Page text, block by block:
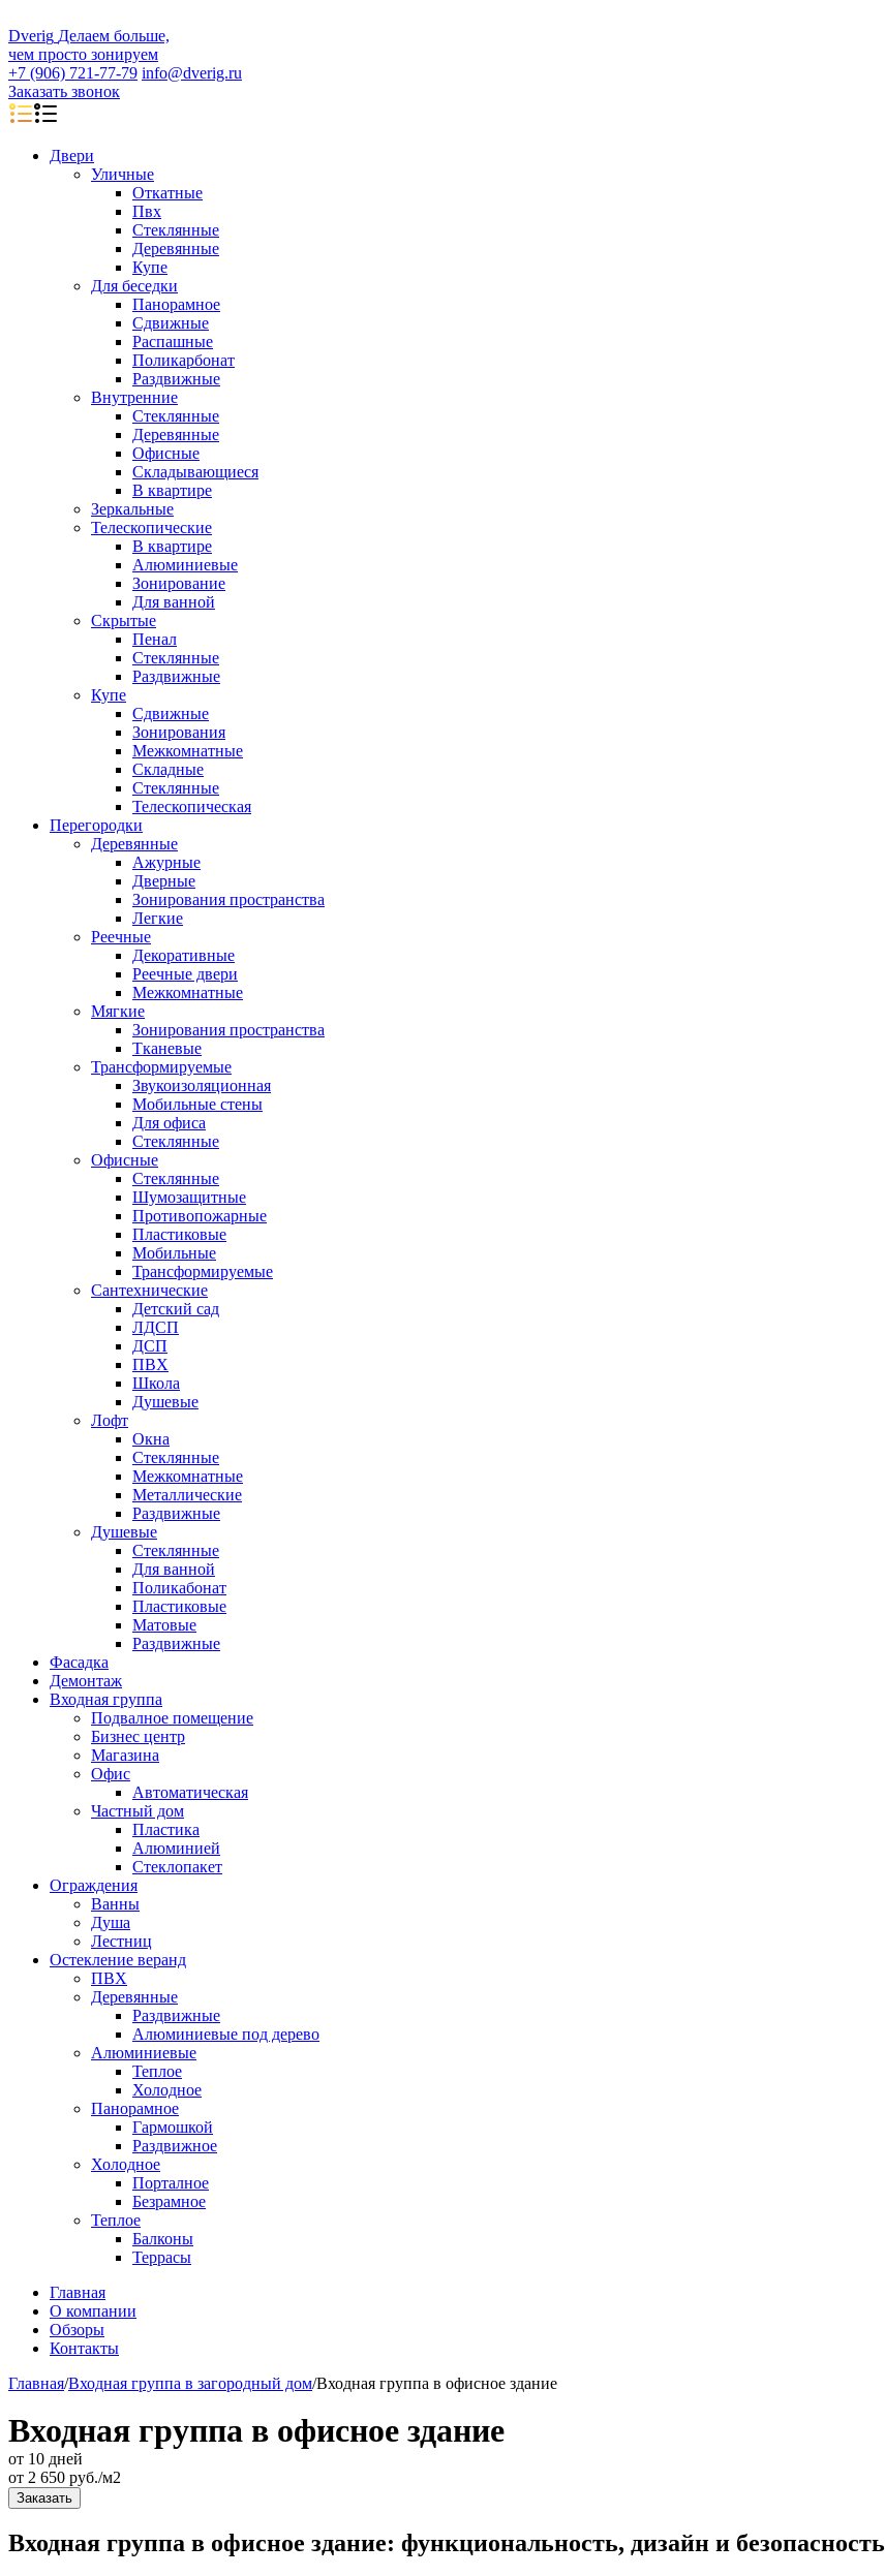
Dverig Делаем больше,
чем просто зонируем
+7 (906) 721-77-79 info@dverig.ru
Заказать звонок
Двери
Уличные
Откатные
Пвх
Стеклянные
Деревянные
Купе
Для беседки
Панорамное
Сдвижные
Распашные
Поликарбонат
Раздвижные
Внутренние
Стеклянные
Деревянные
Офисные
Складывающиеся
В квартире
Зеркальные
Телескопические
В квартире
Алюминиевые
Зонирование
Для ванной
Скрытые
Пенал
Стеклянные
Раздвижные
Купе
Сдвижные
Зонирования
Межкомнатные
Складные
Стеклянные
Телескопическая
Перегородки
Деревянные
Ажурные
Дверные
Зонирования пространства
Легкие
Реечные
Декоративные
Реечные двери
Межкомнатные
Мягкие
Зонирования пространства
Тканевые
Трансформируемые
Звукоизоляционная
Мобильные стены
Для офиса
Стеклянные
Офисные
Стеклянные
Шумозащитные
Противопожарные
Пластиковые
Мобильные
Трансформируемые
Сантехнические
Детский сад
ЛДСП
ДСП
ПВХ
Школа
Душевые
Лофт
Окна
Стеклянные
Межкомнатные
Металлические
Раздвижные
Душевые
Стеклянные
Для ванной
Поликабонат
Пластиковые
Матовые
Раздвижные
Фасадка
Демонтаж
Входная группа
Подвалное помещение
Бизнес центр
Магазина
Офис
Автоматическая
Частный дом
Пластика
Алюминией
Стеклопакет
Ограждения
Ванны
Душа
Лестниц
Остекление веранд
ПВХ
Деревянные
Раздвижные
Алюминиевые под дерево
Алюминиевые
Теплое
Холодное
Панорамное
Гармошкой
Раздвижное
Холодное
Порталное
Безрамное
Теплое
Балконы
Террасы
Главная
О компании
Обзоры
Контакты
Главная/Входная группа в загородный дом/Входная группа в офисное здание
Входная группа в офисное здание
от 10 дней
от 2 650 руб./м2
Заказать
Входная группа в офисное здание: функциональность, дизайн и безопасность